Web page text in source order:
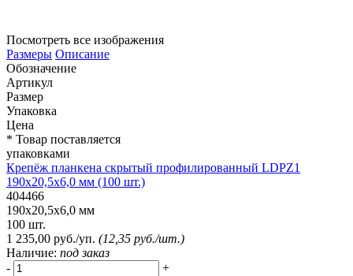
Посмотреть все изображения
Размеры Описание
Обозначение
Артикул
Размер
Упаковка
Цена
* Товар поставляется
упаковками
Крепёж планкена скрытый профилированный LDPZ1
190х20,5х6,0 мм (100 шт.)
404466
190х20,5х6,0 мм
100 шт.
1 235,00 руб./уп. (12,35 руб./шт.)
Наличие: под заказ
-
+